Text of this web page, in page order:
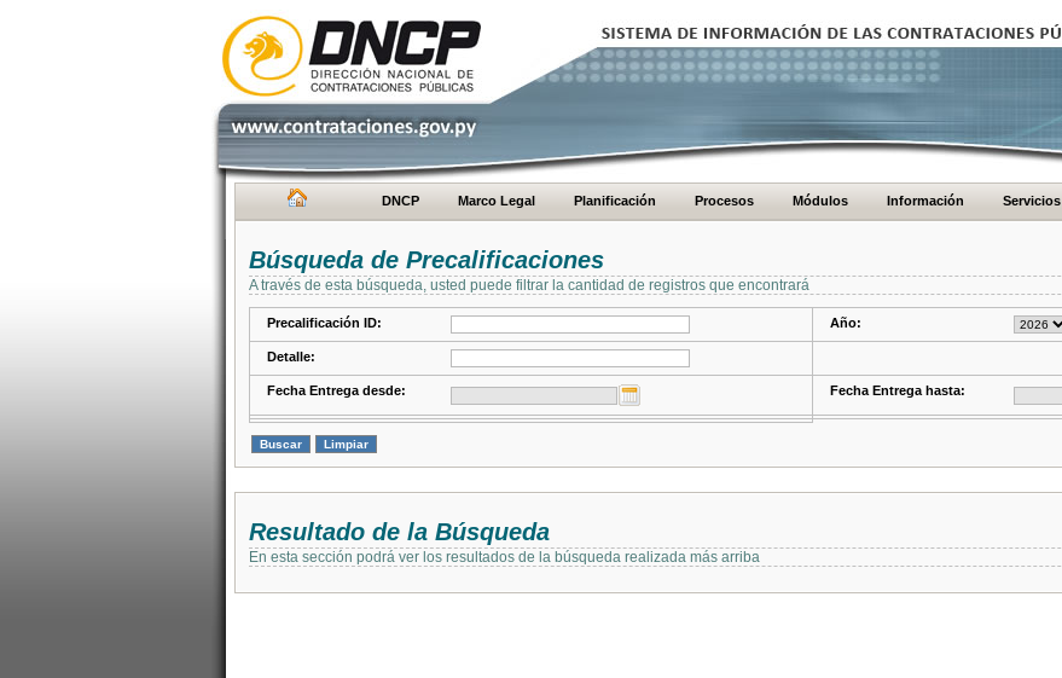
DNCP Marco Legal Planificación Procesos Módulos Información Servicios
Búsqueda de Precalificaciones
A través de esta búsqueda, usted puede filtrar la cantidad de registros que encontrará
Precalificación ID: Año:
Detalle:
Fecha Entrega desde: Fecha Entrega hasta:
Resultado de la Búsqueda
En esta sección podrá ver los resultados de la búsqueda realizada más arriba